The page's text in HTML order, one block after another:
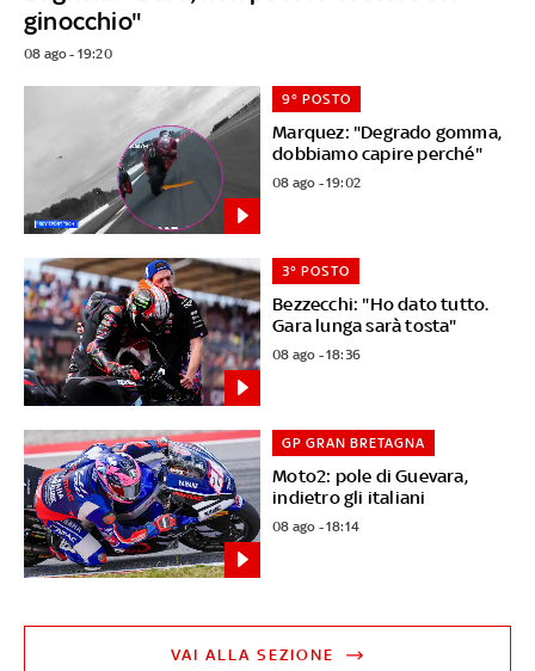
ginocchio"
08 ago - 19:20
Marquez: "Degrado gomma,
dobbiamo capire perché"
9° POSTO
08 ago - 19:02
Bezzecchi: "Ho dato tutto.
Gara lunga sarà tosta"
3° POSTO
08 ago - 18:36
Moto2: pole di Guevara,
indietro gli italiani
GP GRAN BRETAGNA
08 ago - 18:14
VAI ALLA SEZIONE